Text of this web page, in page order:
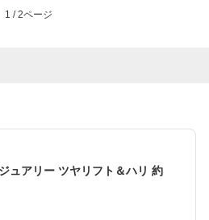
1 / 2ページ
ュアリー ツヤリフト＆ハリ 約